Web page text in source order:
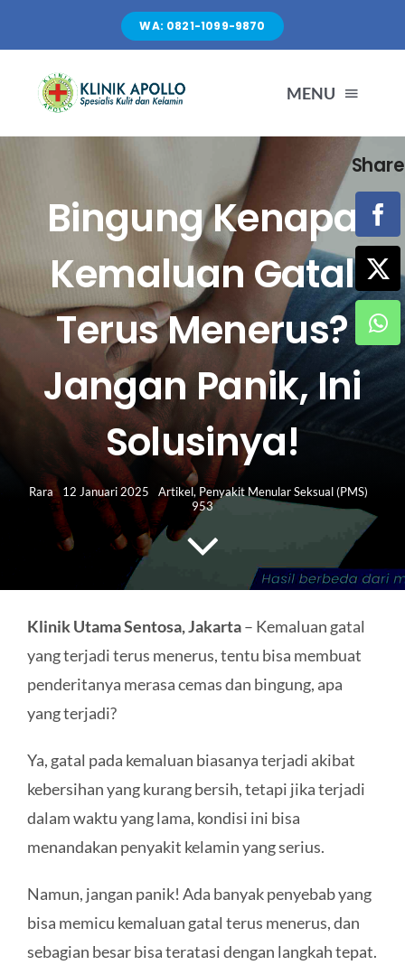
content
WA: 0821-1099-9870
MENU
TENTANG KAMI
LAYANAN
FASILITAS
ARTIKEL
HUBUNGI KAMI
Search
for:
Bingung Kenapa
Kemaluan Gatal
Terus Menerus?
Jangan Panik, Ini
Solusinya!
Rara 12 Januari 2025 Artikel, Penyakit Menular Seksual (PMS)
953
Klinik Utama Sentosa, Jakarta– Kemaluan gatal
yang terjadi terus menerus, tentu bisa membuat
penderitanya merasa cemas dan bingung, apa
yang terjadi?
Ya, gatal pada kemaluan biasanya terjadi akibat
kebersihan yang kurang bersih, tetapi jika terjadi
dalam waktu yang lama, kondisi ini bisa
menandakan penyakit kelamin yang serius.
Namun, jangan panik! Ada banyak penyebab yang
bisa memicu kemaluan gatal terus menerus, dan
sebagian besar bisa teratasi dengan langkah tepat.
Share